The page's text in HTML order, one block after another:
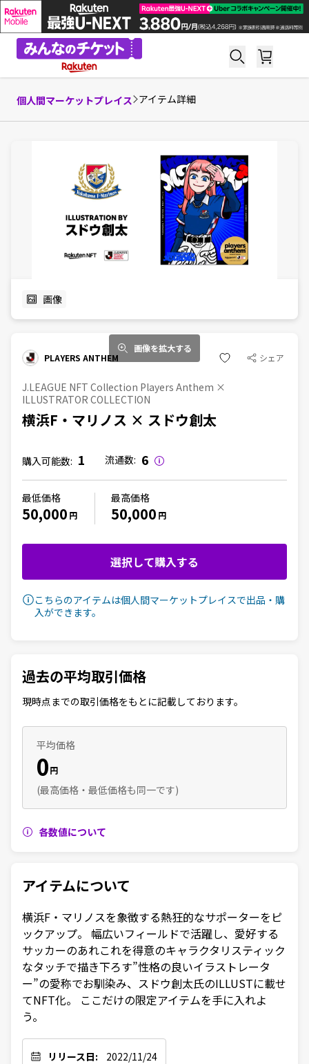
個人間マーケットプレイス アイテム詳細
画像を拡大する
画像
PLAYERS ANTHEM シェア
J.LEAGUE NFT Collection Players Anthem ×
ILLUSTRATOR COLLECTION
横浜F・マリノス × スドウ創太
購入可能数: 1 流通数: 6
最低価格
50,000 円
最高価格
50,000 円
選択して購入する
こちらのアイテムは個人間マーケットプレイスで出品・購
入ができます。
過去の平均取引価格
現時点までの取引価格をもとに記載しております。
平均価格
0円
(最高価格・最低価格も同一です)
各数値について
アイテムについて
横浜F・マリノスを象徴する熱狂的なサポーターをピ
ックアップ。 幅広いフィールドで活躍し、愛好する
サッカーのあれこれを得意のキャラクタリスティック
なタッチで描き下ろす”性格の良いイラストレータ
ー”の愛称でお馴染み、スドウ創太氏のILLUSTに載せ
てNFT化。 ここだけの限定アイテムを手に入れよ
う。
リリース日: 2022/11/24